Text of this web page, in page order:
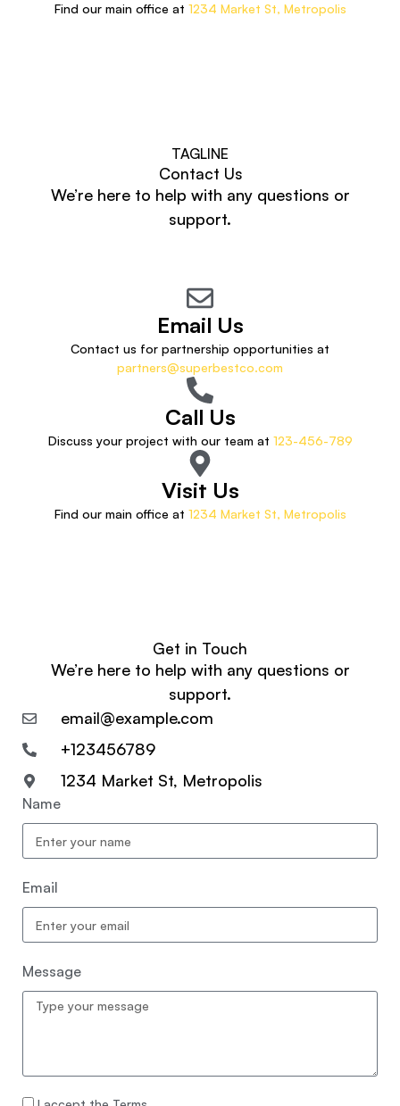
Find our main office at 1234 Market St, Metropolis
TAGLINE
Contact Us
We’re here to help with any questions or
support.
Email Us
Contact us for partnership opportunities at
partners@superbestco.com
Call Us
Discuss your project with our team at 123-456-789
Visit Us
Find our main office at 1234 Market St, Metropolis
Get in Touch
We’re here to help with any questions or
support.
email@example.com
+123456789
1234 Market St, Metropolis
Name
Email
Message